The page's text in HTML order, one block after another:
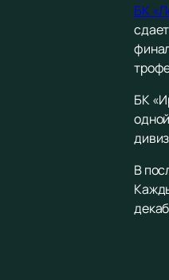
БК
БК
В